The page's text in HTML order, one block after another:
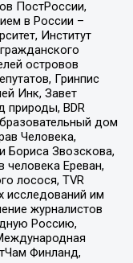
ПостРоссии,
в России –
Институт
островов
Гринпис
Инк, Завет
природы, BDR
дом
Человека,
Бориса Звозскова,
Ереван,
лосося, TVR
исследований им
журналистов
Россию,
Финланд,